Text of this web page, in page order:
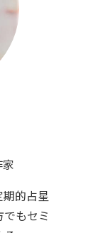
的占星
もセミ